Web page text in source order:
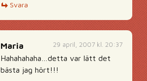
Svara
29 april, 2007 kl. 20:37
Maria
Hahahahaha…detta var lätt det
bästa jag hört!!!